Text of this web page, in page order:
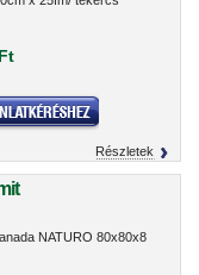
Részletek
NATURO 80x80x8